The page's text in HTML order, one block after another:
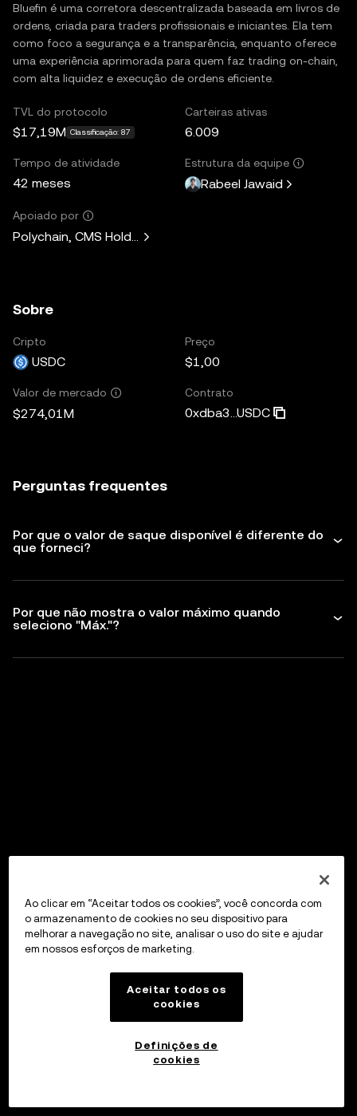
Bluefin é uma corretora descentralizada baseada em livros de
ordens, criada para traders profissionais e iniciantes. Ela tem
como foco a segurança e a transparência, enquanto oferece
uma experiência aprimorada para quem faz trading on-chain,
com alta liquidez e execução de ordens eficiente.
TVL do protocolo
$17,19M Classificação: 87
Carteiras ativas
6.009
Tempo de atividade
42 meses
Estrutura da equipe
Rabeel Jawaid
Apoiado por
Polychain, CMS Holdings, Wintermute, Hypersphere
Sobre
Cripto
USDC
Preço
$1,00
Valor de mercado
$274,01M
Contrato
0xdba3...USDC
Perguntas frequentes
Por que o valor de saque disponível é diferente do
que forneci?
Por que não mostra o valor máximo quando
seleciono "Máx."?
Ao clicar em “Aceitar todos os cookies”, você concorda com
o armazenamento de cookies no seu dispositivo para
melhorar a navegação no site, analisar o uso do site e ajudar
em nossos esforços de marketing.
Aceitar todos os
cookies
Definições de
cookies